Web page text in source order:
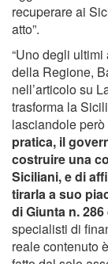
recuperare ai
atto”.
“Uno degli
della Regione,
nell’articolo su
trasforma la
lasciandole
pratica, il
costruire una
Siciliani, e di
tirarla a suo
di Giunta n. 286
specialisti di
reale contenuto